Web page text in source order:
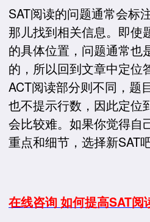
SAT阅读的问题通常会标
那儿找到相关信息。即使
的具体位置，问题通常也
的，所以回到文章中定位
ACT阅读部分则不同，题
也不提示行数，因此定位
会比较难。如果你觉得自
重点和细节，选择新SAT吧
在线咨询 如何提高SAT阅